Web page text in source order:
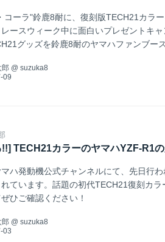
コーラ"鈴鹿8耐に、復刻版TECH21カラ
ースウィーク中に面白いプレゼントキ
グッズを鈴鹿8耐のヤマハファンブー
プレゼントする、というもの！ 今すぐ
てもらいましょう！（笑）
郎 @ suzuka8
!!] TECH21カラーのヤマハYZF-R1
ハ発動機公式チャンネルにて、先日行
ています。話題の初代TECH21復刻カ
ひご確認ください！
郎 @ suzuka8